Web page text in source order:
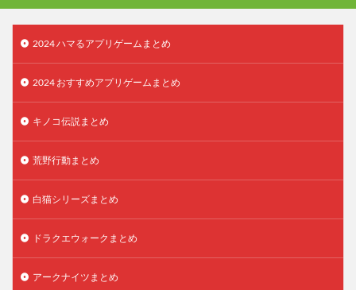
2024 ハマるアプリゲームまとめ
2024 おすすめアプリゲームまとめ
キノコ伝説まとめ
荒野行動まとめ
白猫シリーズまとめ
ドラクエウォークまとめ
アークナイツまとめ